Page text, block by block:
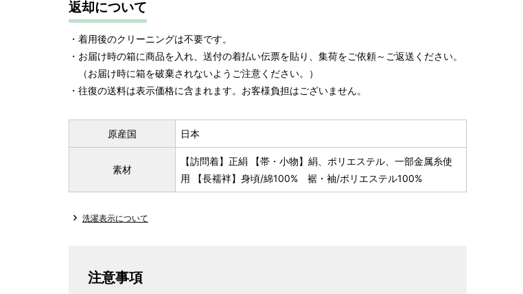
返却について
・着用後のクリーニングは不要です。
・お届け時の箱に商品を入れ、送付の着払い伝票を貼り、集荷をご依頼～ご返送ください。
（お届け時に箱を破棄されないようご注意ください。）
・往復の送料は表示価格に含まれます。お客様負担はございません。
原産国 日本
素材
【訪問着】正絹 【帯・小物】絹、ポリエステル、一部金属糸使
用 【長襦袢】身頃/綿100% 裾・袖/ポリエステル100%
洗濯表示について
注意事項